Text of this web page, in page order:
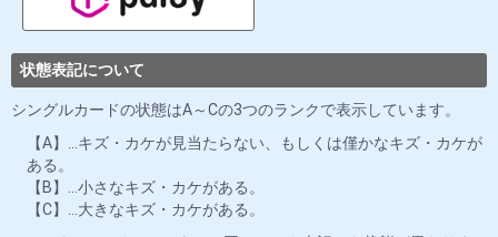
状態表記について
シングルカードの状態はA～Cの3つのランクで表示しています。
【A】…キズ・カケが見当たらない、もしくは僅かなキズ・カケが
ある。
【B】…小さなキズ・カケがある。
【C】…大きなキズ・カケがある。